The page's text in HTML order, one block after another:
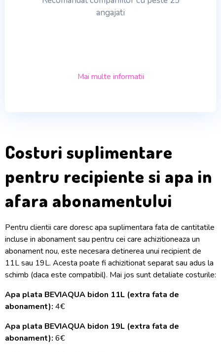
angajati
Mai multe informatii
Costuri suplimentare
pentru recipiente si apa in
afara abonamentului
Pentru clientii care doresc apa suplimentara fata de cantitatile
incluse in abonament sau pentru cei care achizitioneaza un
abonament nou, este necesara detinerea unui recipient de
11L sau 19L. Acesta poate fi achizitionat separat sau adus la
schimb (daca este compatibil). Mai jos sunt detaliate costurile:
Apa plata BEVIAQUA bidon 11L (extra fata de
abonament): 4€
Apa plata BEVIAQUA bidon 19L (extra fata de
abonament): 6€